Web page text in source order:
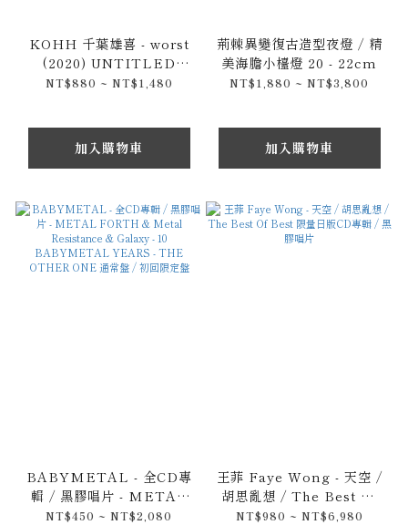
KOHH 千葉雄喜 - worst
(2020) UNTITLED
(2019) DIRT (2015) 梔子
NT$880 ~ NT$1,480
加入購物車
荊棘異變復古造型夜燈 / 精
美海膽小檯燈 20 - 22cm
NT$1,880 ~ NT$3,800
加入購物車
BABYMETAL - 全CD專
輯 / 黑膠唱片 - METAL
FORTH & Metal
NT$450 ~ NT$2,080
王菲 Faye Wong - 天空 /
胡思亂想 / The Best Of
Best 限量日版CD專輯 / 黑
NT$980 ~ NT$6,980